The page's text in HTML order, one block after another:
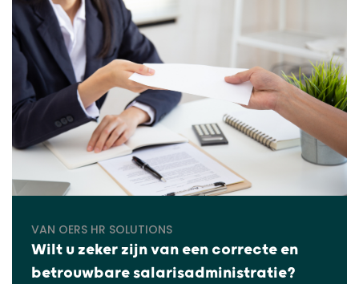
VAN OERS HR SOLUTIONS
Wilt u zeker zijn van een correcte en
betrouwbare salarisadministratie?